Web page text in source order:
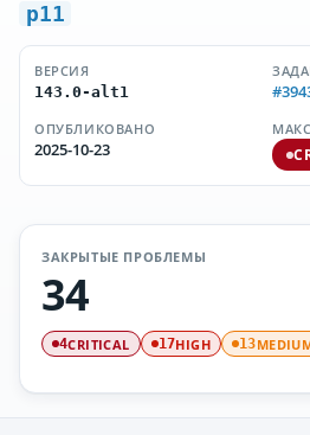
p11
ВЕРСИЯ
143.0-alt1
ОПУБЛИКОВАНО
2025-10-23
ЗАКРЫТЫЕ ПРОБЛЕМЫ
34
4CRITICAL 17HIGH 13